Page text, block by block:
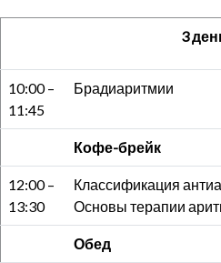
3
10:00 –
11:45
Брадиаритмии
Кофе-брейк
12:00 –
13:30
Классификация
Основы терапии
Обед